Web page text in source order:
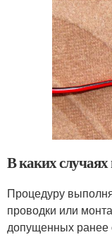
В каких случаях
Процедуру
проводки или
допущенных ранее